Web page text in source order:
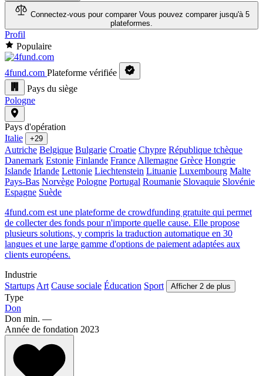
Connectez-vous pour comparer Vous pouvez comparer jusqu'à 5
plateformes.
Profil
Populaire
4fund.com Plateforme vérifiée
Pays du siège
Pologne
Pays d'opération
Italie
+29
Autriche Belgique Bulgarie Croatie Chypre République tchèque
Danemark Estonie Finlande France Allemagne Grèce Hongrie
Islande Irlande Lettonie Liechtenstein Lituanie Luxembourg Malte
Pays-Bas Norvège Pologne Portugal Roumanie Slovaquie Slovénie
Espagne Suède
4fund.com est une plateforme de crowdfunding gratuite qui permet
de collecter des fonds pour n'importe quelle cause. Elle propose
plusieurs solutions, y compris la traduction automatique en 30
langues et une large gamme d'options de paiement adaptées aux
clients européens.
Industrie
Startups Art Cause sociale Éducation Sport Afficher 2 de plus
Type
Don
Don min. —
Année de fondation 2023